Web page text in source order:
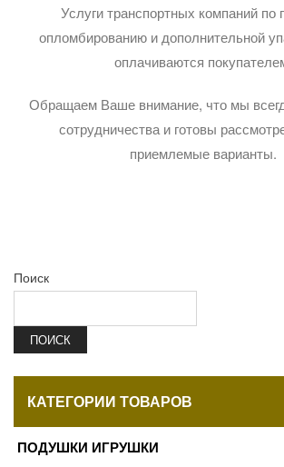
Услуги транспортных компаний по
опломбированию и дополнительной
оплачиваются
Обращаем Ваше внимание, что мы
сотрудничества и готовы
приемлемые варианты.
Поиск
ПОИСК
КАТЕГОРИИ ТОВАРОВ
ПОДУШКИ ИГРУШКИ